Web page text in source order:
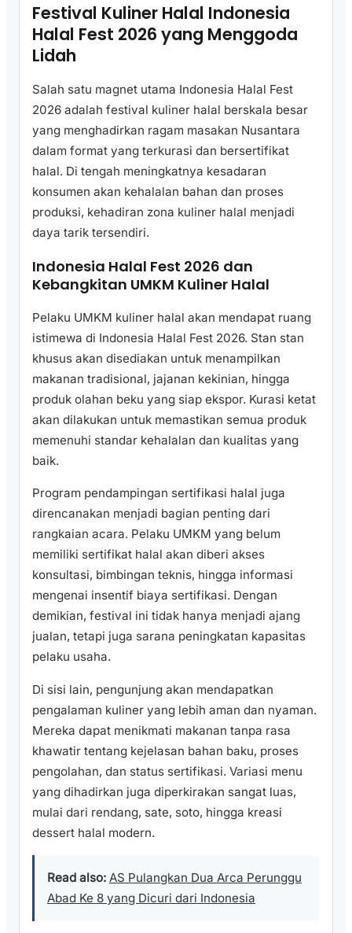
Festival Kuliner Halal Indonesia
Halal Fest 2026 yang Menggoda
Lidah
Salah satu magnet utama Indonesia Halal Fest
2026 adalah festival kuliner halal berskala besar
yang menghadirkan ragam masakan Nusantara
dalam format yang terkurasi dan bersertifikat
halal. Di tengah meningkatnya kesadaran
konsumen akan kehalalan bahan dan proses
produksi, kehadiran zona kuliner halal menjadi
daya tarik tersendiri.
Indonesia Halal Fest 2026 dan
Kebangkitan UMKM Kuliner Halal
Pelaku UMKM kuliner halal akan mendapat ruang
istimewa di Indonesia Halal Fest 2026. Stan stan
khusus akan disediakan untuk menampilkan
makanan tradisional, jajanan kekinian, hingga
produk olahan beku yang siap ekspor. Kurasi ketat
akan dilakukan untuk memastikan semua produk
memenuhi standar kehalalan dan kualitas yang
baik.
Program pendampingan sertifikasi halal juga
direncanakan menjadi bagian penting dari
rangkaian acara. Pelaku UMKM yang belum
memiliki sertifikat halal akan diberi akses
konsultasi, bimbingan teknis, hingga informasi
mengenai insentif biaya sertifikasi. Dengan
demikian, festival ini tidak hanya menjadi ajang
jualan, tetapi juga sarana peningkatan kapasitas
pelaku usaha.
Di sisi lain, pengunjung akan mendapatkan
pengalaman kuliner yang lebih aman dan nyaman.
Mereka dapat menikmati makanan tanpa rasa
khawatir tentang kejelasan bahan baku, proses
pengolahan, dan status sertifikasi. Variasi menu
yang dihadirkan juga diperkirakan sangat luas,
mulai dari rendang, sate, soto, hingga kreasi
dessert halal modern.
Read also: AS Pulangkan Dua Arca Perunggu
Abad Ke 8 yang Dicuri dari Indonesia